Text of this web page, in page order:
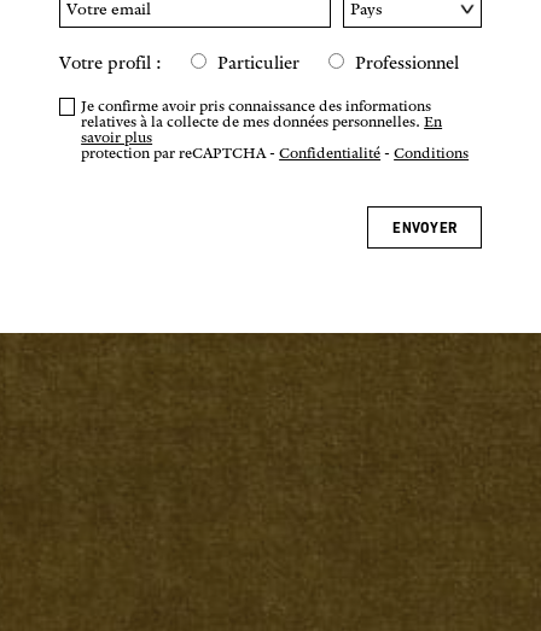
Votre profil : Particulier Professionnel
Je confirme avoir pris connaissance des informations
relatives à la collecte de mes données personnelles.En
savoir plus
protection par reCAPTCHA -Confidentialité -Conditions
ENVOYER